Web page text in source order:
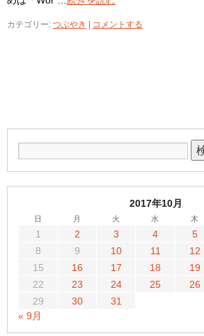
カテゴリー: つぶやき コメントする
2017年10月
日 月 火 水 木
1 2 3 4 5
8
9 10 11 12
15
16 17 18 19
22
23 24 25 26
29
30
31
« 9月